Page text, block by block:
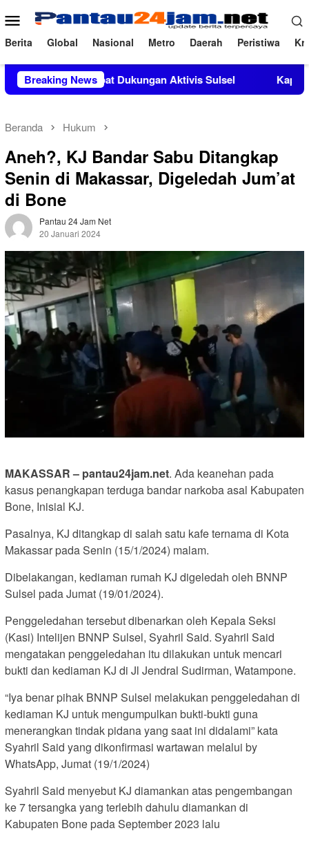
ke
konten
Menu
Mobile
Berita Global Nasional Metro Daerah Peristiwa
Breaking News
Dukungan Aktivis Sulsel Kapolres Polewali
Beranda Hukum
Aneh?, KJ Bandar Sabu Ditangkap
Senin di Makassar, Digeledah Jum’at
di Bone
Pantau 24 Jam Net
20 Januari 2024
MAKASSAR – pantau24jam.net. Ada keanehan pada
kasus penangkapan terduga bandar narkoba asal Kabupaten
Bone, Inisial KJ.
Pasalnya, KJ ditangkap di salah satu kafe ternama di Kota
Makassar pada Senin (15/1/2024) malam.
Dibelakangan, kediaman rumah KJ digeledah oleh BNNP
Sulsel pada Jumat (19/01/2024).
Penggeledahan tersebut dibenarkan oleh Kepala Seksi
(Kasi) Intelijen BNNP Sulsel, Syahril Said. Syahril Said
mengatakan penggeledahan itu dilakukan untuk mencari
bukti dan kediaman KJ di Jl Jendral Sudirman, Watampone.
“Iya benar pihak BNNP Sulsel melakukan penggeledahan di
kediaman KJ untuk mengumpulkan bukti-bukti guna
menerangkan tindak pidana yang saat ini didalami” kata
Syahril Said yang dikonfirmasi wartawan melalui by
WhatsApp, Jumat (19/1/2024)
Syahril Said menyebut KJ diamankan atas pengembangan
ke 7 tersangka yang terlebih dahulu diamankan di
Kabupaten Bone pada September 2023 lalu